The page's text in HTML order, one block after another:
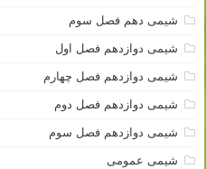
شیمی دهم فصل سوم
شیمی دوازدهم فصل اول
شیمی دوازدهم فصل چهارم
شیمی دوازدهم فصل دوم
شیمی دوازدهم فصل سوم
شیمی عمومی